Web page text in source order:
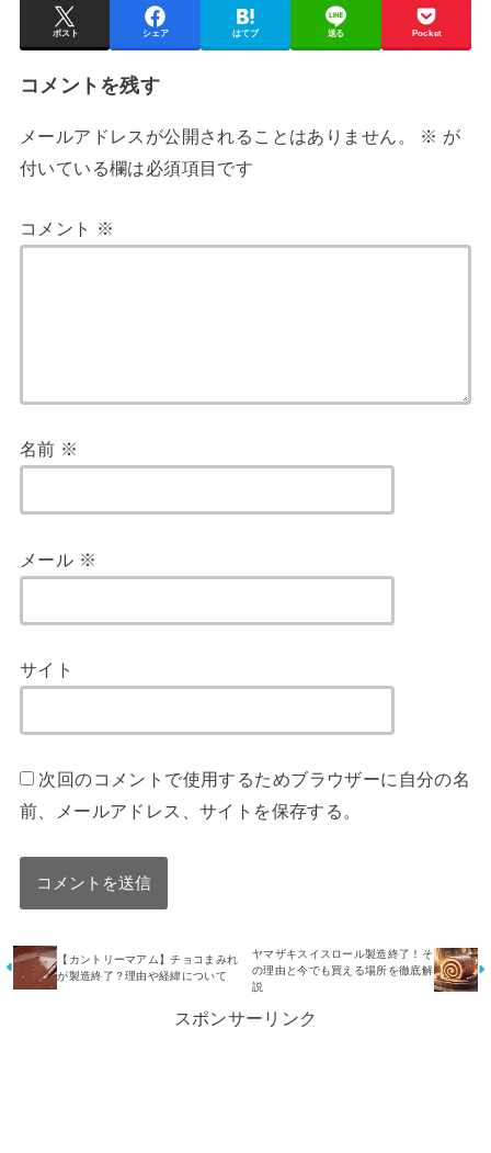
ポスト シェア はてブ 送る Pocket
コメントを残す
メールアドレスが公開されることはありません。 ※ が
付いている欄は必須項目です
コメント ※
名前 ※
メール ※
サイト
次回のコメントで使用するためブラウザーに自分の名
前、メールアドレス、サイトを保存する。
【カントリーマアム】チョコまみれ
が製造終了？理由や経緯について
ヤマザキスイスロール製造終了！そ
の理由と今でも買える場所を徹底解
説
スポンサーリンク